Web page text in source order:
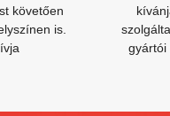
követően
is.
gyártói